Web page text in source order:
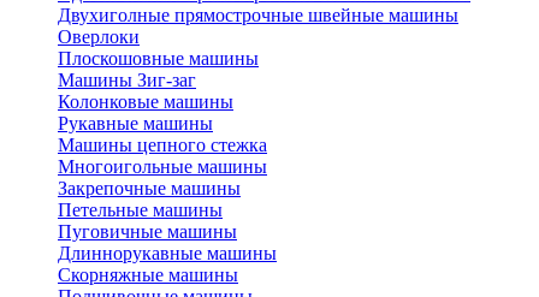
Двухиголные прямострочные швейные машины
Оверлоки
Плоскошовные машины
Машины Зиг-заг
Колонковые машины
Рукавные машины
Машины цепного стежка
Многоигольные машины
Закрепочные машины
Петельные машины
Пуговичные машины
Длиннорукавные машины
Скорняжные машины